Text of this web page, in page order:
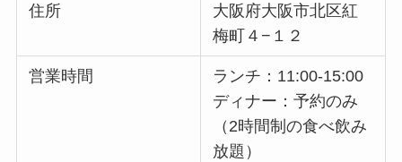
住所
大阪府大阪市北区紅
梅町４−１２
営業時間
ランチ：11:00-15:00
ディナー：予約のみ
（2時間制の食べ飲み
放題）